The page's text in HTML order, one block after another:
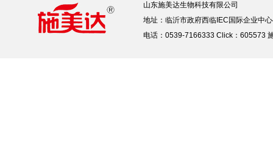
山东施美达生物科技有限公司
地址：临沂市政府西临IEC国际企业中
电话：0539-7166333 Click：605573